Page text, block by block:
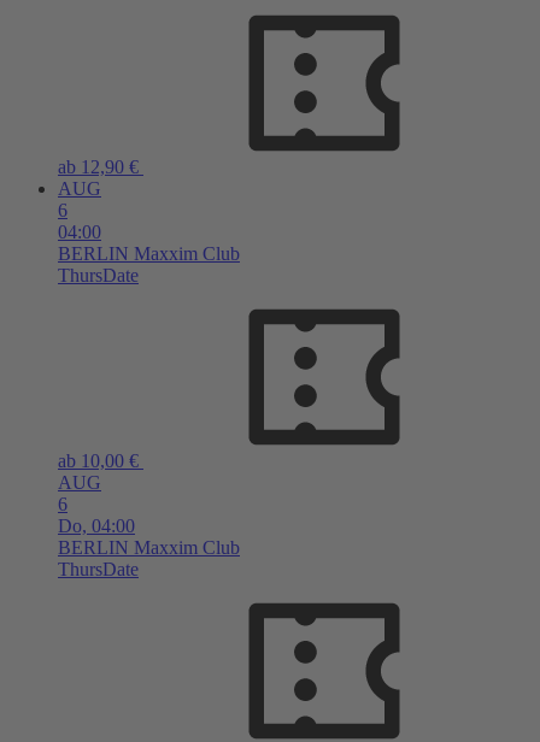
ab 12,90 €
AUG
6
04:00
BERLIN Maxxim Club
ThursDate
ab 10,00 €
AUG
6
Do, 04:00
BERLIN Maxxim Club
ThursDate